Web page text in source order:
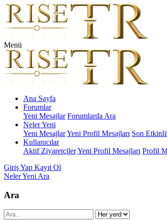
Menü
Ana Sayfa
Forumlar
Yeni Mesajlar Forumlarda Ara
Neler Yeni
Yeni MesajlarYeni Profil Mesajları Son
Kullanıcılar
Aktif ZiyaretçilerYeni Profil Mesajları Profil
Giriş Yap Kayıt Ol
Neler Yeni Ara
Ara